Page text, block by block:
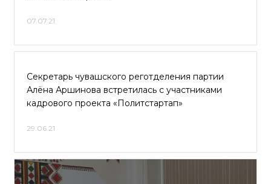
07.07.21
Секретарь чувашского реготделения партии
Алёна Аршинова встретилась с участниками
кадрового проекта «Политстартап»
29.06.21